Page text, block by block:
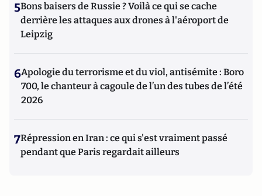
5Bons baisers de Russie ? Voilà ce qui se cache
derrière les attaques aux drones à l'aéroport de
Leipzig
6Apologie du terrorisme et du viol, antisémite : Boro
700, le chanteur à cagoule de l’un des tubes de l’été
2026
7Répression en Iran : ce qui s'est vraiment passé
pendant que Paris regardait ailleurs